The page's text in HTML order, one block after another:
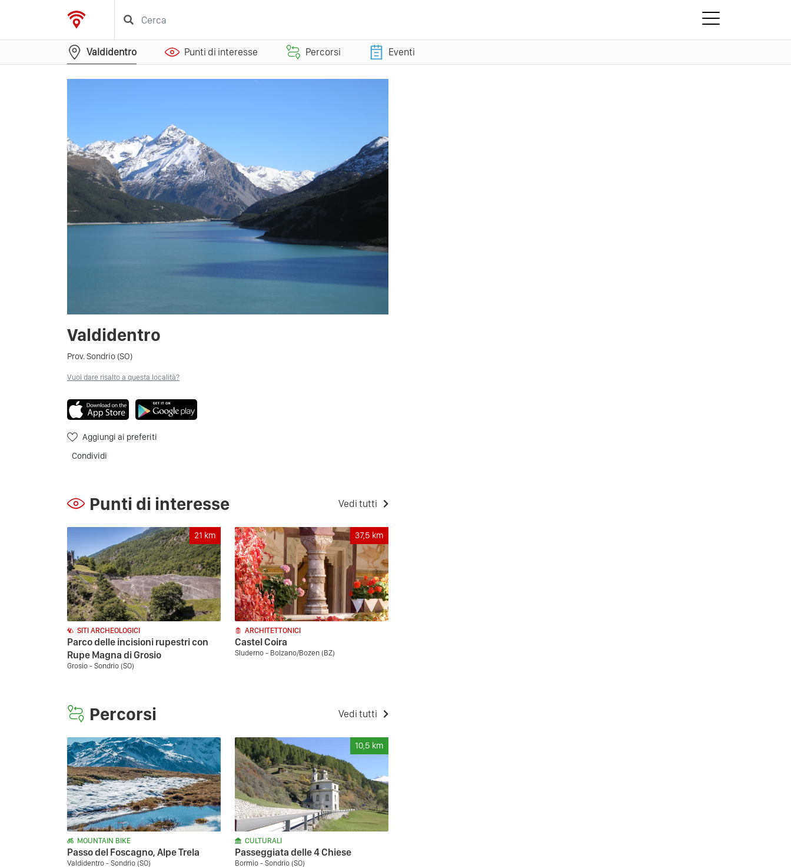
Valdidentro Punti di interesse Percorsi Eventi
Valdidentro
Prov. Sondrio (SO)
Vuoi dare risalto a questa località?
Aggiungi ai preferiti
Condividi
Punti di interesse Vedi tutti
21 km
SITI ARCHEOLOGICI
Parco delle incisioni rupestri con
Rupe Magna di Grosio
Grosio - Sondrio (SO)
37,5 km
ARCHITETTONICI
Castel Coira
Sluderno - Bolzano/Bozen (BZ)
Percorsi Vedi tutti
MOUNTAIN BIKE
Passo del Foscagno, Alpe Trela
Valdidentro - Sondrio (SO)
10,5 km
CULTURALI
Passeggiata delle 4 Chiese
Bormio - Sondrio (SO)